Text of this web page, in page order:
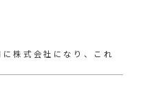
株式会社になり、これ